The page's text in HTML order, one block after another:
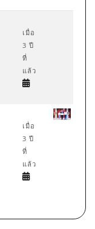
เมื่อ
3 ปี
ที่
แล้ว
เมื่อ
3 ปี
ที่
แล้ว